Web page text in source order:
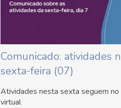
Comunicado: atividades
sexta-feira (07)
Atividades nesta sexta seguem no
virtual